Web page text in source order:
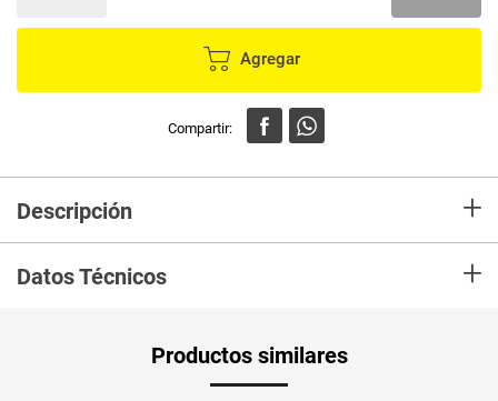
Agregar
Descripción +
Datos Técnicos +
Productos similares